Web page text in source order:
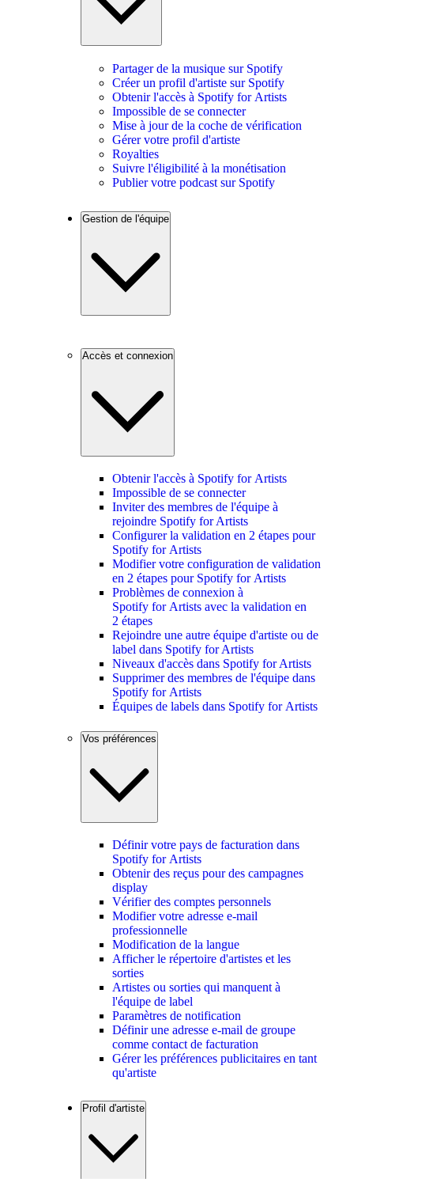
Partager de la musique sur Spotify
Créer un profil d'artiste sur Spotify
Obtenir l'accès à Spotify for Artists
Impossible de se connecter
Mise à jour de la coche de vérification
Gérer votre profil d'artiste
Royalties
Suivre l'éligibilité à la monétisation
Publier votre podcast sur Spotify
Gestion de l'équipe
Accès et connexion
Obtenir l'accès à Spotify for Artists
Impossible de se connecter
Inviter des membres de l'équipe à
rejoindre Spotify for Artists
Configurer la validation en 2 étapes pour
Spotify for Artists
Modifier votre configuration de validation
en 2 étapes pour Spotify for Artists
Problèmes de connexion à
Spotify for Artists avec la validation en
2 étapes
Rejoindre une autre équipe d'artiste ou de
label dans Spotify for Artists
Niveaux d'accès dans Spotify for Artists
Supprimer des membres de l'équipe dans
Spotify for Artists
Équipes de labels dans Spotify for Artists
Vos préférences
Définir votre pays de facturation dans
Spotify for Artists
Obtenir des reçus pour des campagnes
display
Vérifier des comptes personnels
Modifier votre adresse e-mail
professionnelle
Modification de la langue
Afficher le répertoire d'artistes et les
sorties
Artistes ou sorties qui manquent à
l'équipe de label
Paramètres de notification
Définir une adresse e-mail de groupe
comme contact de facturation
Gérer les préférences publicitaires en tant
qu'artiste
Profil d'artiste